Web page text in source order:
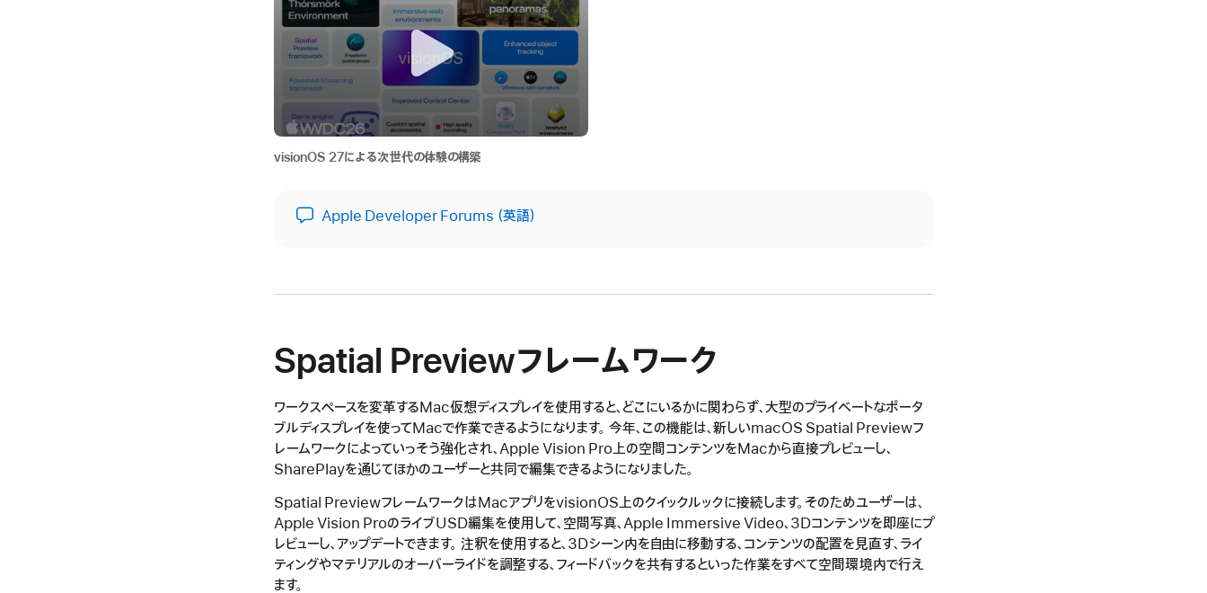
visionOS 27による次世代の体験の構築
Apple Developer Forums
Spatial Previewフレームワーク
ワークスペースを変革するMac仮想ディスプレイを使用すると、どこにいるかに関わらず、大型のプライベートなポータ
ブルディスプレイを使ってMacで作業できるようになります。 今年、この機能は、新しいmacOS Spatial Previewフ
レームワークによっていっそう強化され、Apple Vision Pro上の空間コンテンツをMacから直接プレビューし、
SharePlayを通じてほかのユーザーと共同で編集できるようになりました。
Spatial PreviewフレームワークはMacアプリをvisionOS上のクイックルックに接続します。そのためユーザーは、
Apple Vision ProのライブUSD編集を使用して、空間写真、Apple Immersive Video、3Dコンテンツを即座にプ
レビューし、アップデートできます。 注釈を使用すると、3Dシーン内を自由に移動する、コンテンツの配置を見直す、ライ
ティングやマテリアルのオーバーライドを調整する、フィードバックを共有するといった作業をすべて空間環境内で行え
ます。